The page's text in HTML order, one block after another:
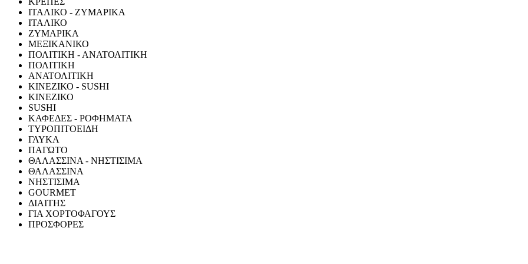
ΙΤΑΛΙΚΟ - ΖΥΜΑΡΙΚΑ
ΙΤΑΛΙΚΟ
ΖΥΜΑΡΙΚΑ
ΜΕΞΙΚΑΝΙΚΟ
ΠΟΛΙΤΙΚΗ - ΑΝΑΤΟΛΙΤΙΚΗ
ΠΟΛΙΤΙΚΗ
ΑΝΑΤΟΛΙΤΙΚΗ
ΚΙΝΕΖΙΚΟ - SUSHI
ΚΙΝΕΖΙΚΟ
SUSHI
ΚΑΦΕΔΕΣ - ΡΟΦΗΜΑΤΑ
ΤΥΡΟΠΙΤΟΕΙΔΗ
ΓΛΥΚΑ
ΠΑΓΩΤΟ
ΘΑΛΑΣΣΙΝΑ - ΝΗΣΤΙΣΙΜΑ
ΘΑΛΑΣΣΙΝΑ
ΝΗΣΤΙΣΙΜΑ
GOURMET
ΔΙΑΙΤΗΣ
ΓΙΑ ΧΟΡΤΟΦΑΓΟΥΣ
ΠΡΟΣΦΟΡΕΣ